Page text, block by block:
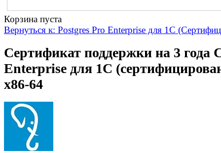
Корзина пуста
Вернуться к: Postgres Pro Enterprise для 1C
Сертификат поддержки на 3 года
Enterprise для 1C
x86-64